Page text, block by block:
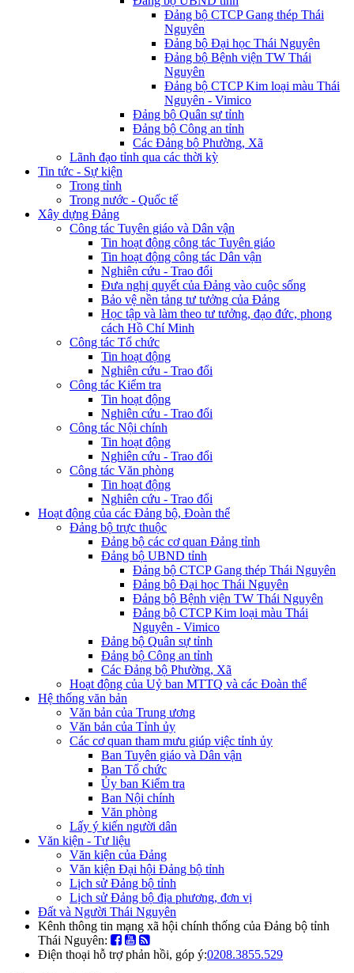
Đảng bộ CTCP Gang thép Thái
Nguyên
Đảng bộ Đại học Thái Nguyên
Đảng bộ Bệnh viện TW Thái
Nguyên
Đảng bộ CTCP Kim loại màu Thái
Nguyên - Vimico
Đảng bộ Quân sự tỉnh
Đảng bộ Công an tỉnh
Các Đảng bộ Phường, Xã
Lãnh đạo tỉnh qua các thời kỳ
Tin tức - Sự kiện
Trong tỉnh
Trong nước - Quốc tế
Xây dựng Đảng
Công tác Tuyên giáo và Dân vận
Tin hoạt động công tác Tuyên giáo
Tin hoạt động công tác Dân vận
Nghiên cứu - Trao đổi
Đưa nghị quyết của Đảng vào cuộc sống
Bảo vệ nền tảng tư tưởng của Đảng
Học tập và làm theo tư tưởng, đạo đức, phong
cách Hồ Chí Minh
Công tác Tổ chức
Tin hoạt động
Nghiên cứu - Trao đổi
Công tác Kiểm tra
Tin hoạt động
Nghiên cứu - Trao đổi
Công tác Nội chính
Tin hoạt động
Nghiên cứu - Trao đổi
Công tác Văn phòng
Tin hoạt động
Nghiên cứu - Trao đổi
Hoạt động của các Đảng bộ, Đoàn thể
Đảng bộ trực thuộc
Đảng bộ các cơ quan Đảng tỉnh
Đảng bộ UBND tỉnh
Đảng bộ CTCP Gang thép Thái Nguyên
Đảng bộ Đại học Thái Nguyên
Đảng bộ Bệnh viện TW Thái Nguyên
Đảng bộ CTCP Kim loại màu Thái
Nguyên - Vimico
Đảng bộ Quân sự tỉnh
Đảng bộ Công an tỉnh
Các Đảng bộ Phường, Xã
Hoạt động của Uỷ ban MTTQ và các Đoàn thể
Hệ thống văn bản
Văn bản của Trung ương
Văn bản của Tỉnh ủy
Các cơ quan tham mưu giúp việc tỉnh ủy
Ban Tuyên giáo và Dân vận
Ban Tổ chức
Ủy ban Kiểm tra
Ban Nội chính
Văn phòng
Lấy ý kiến người dân
Văn kiện - Tư liệu
Văn kiện của Đảng
Văn kiện Đại hội Đảng bộ tỉnh
Lịch sử Đảng bộ tỉnh
Lịch sử Đảng bộ địa phương, đơn vị
Đất và Người Thái Nguyên
Kênh thông tin mạng xã hội chính thống của Đảng bộ tỉnh
Thái Nguyên:
Điện thoại hỗ trợ phản hồi, góp ý:0208.3855.529